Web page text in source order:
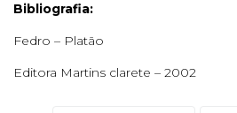
Bibliografia:
Fedro – Platão
Editora Martins clarete – 2002